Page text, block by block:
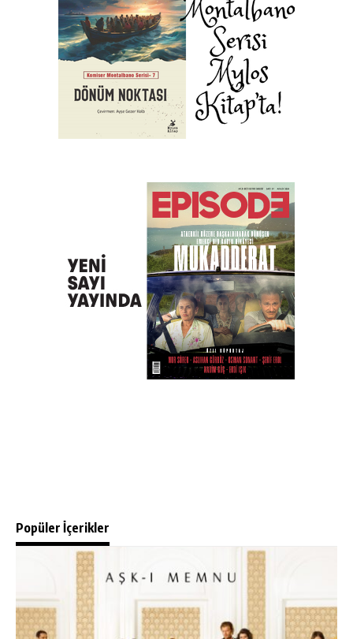
Popüler İçerikler